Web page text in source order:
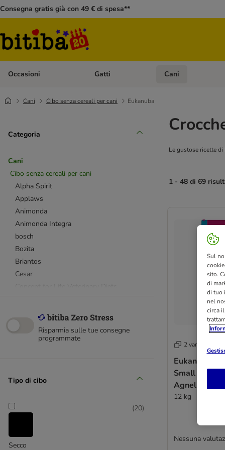
Consegna gratis già con 49 € di spesa**
Occasioni Apri Menù Categoria: Occasioni
Gatti Apri Menù Categoria:
Cani
Cani Cibo senza cereali per cani Eukanuba
Categoria
Cani
Cibo senza cereali per cani
Alpha Spirit
Applaws
Animonda
Animonda Integra
bosch
Bozita
Briantos
Cesar
Farmina N&D
Happy Dog
Hill's Science Plan
Josera
Risparmia sulle tue consegne
programmate
Tipo di cibo
Secco
(20)
Le gustose ricette
1 - 48 di 69
2 varianti
Eukanuba
Small &
Agnello
12 kg
Nessuna
Sul
sito.
di
di tuo
nel
circa